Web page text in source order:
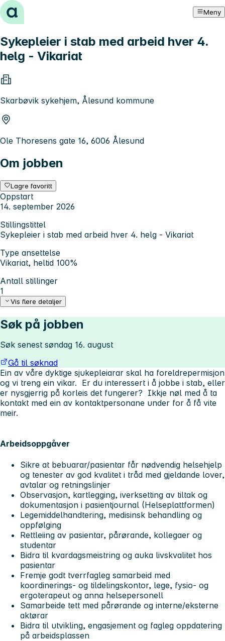
Hopp til innhold Meny
Sykepleier i stab med arbeid hver 4.
helg - Vikariat
Skarbøvik sykehjem, Ålesund kommune
Ole Thoresens gate 16, 6006 Ålesund
Om jobben
Lagre favoritt
Oppstart
14. september 2026
Stillingstittel
Sykepleier i stab med arbeid hver 4. helg - Vikariat
Type ansettelse
Vikariat, heltid 100%
Antall stillinger
1
Vis flere detaljer
Søk på jobben
Søk senest søndag 16. august
Gå til søknad
Ein av våre dyktige sjukepleiarar skal ha foreldrepermisjon
og vi treng ein vikar. Er du interessert i å jobbe i stab, eller
er nysgjerrig på korleis det fungerer? Ikkje nøl med å ta
kontakt med ein av kontaktpersonane under for å få vite
meir.
Arbeidsoppgåver
Sikre at bebuarar/pasientar får nødvendig helsehjelp
og tenester av god kvalitet i tråd med gjeldande lover,
avtalar og retningslinjer
Observasjon, kartlegging, iverksetting av tiltak og
dokumentasjon i pasientjournal (Helseplattformen)
Legemiddelhandtering, medisinsk behandling og
oppfølging
Rettleiing av pasientar, pårørande, kollegaer og
studentar
Bidra til kvardagsmeistring og auka livskvalitet hos
pasientar
Fremje godt tverrfagleg samarbeid med
koordinerings- og tildelingskontor, lege, fysio- og
ergoterapeut og anna helsepersonell
Samarbeide tett med pårørande og interne/eksterne
aktørar
Bidra til utvikling, engasjement og fagleg oppdatering
på arbeidsplassen